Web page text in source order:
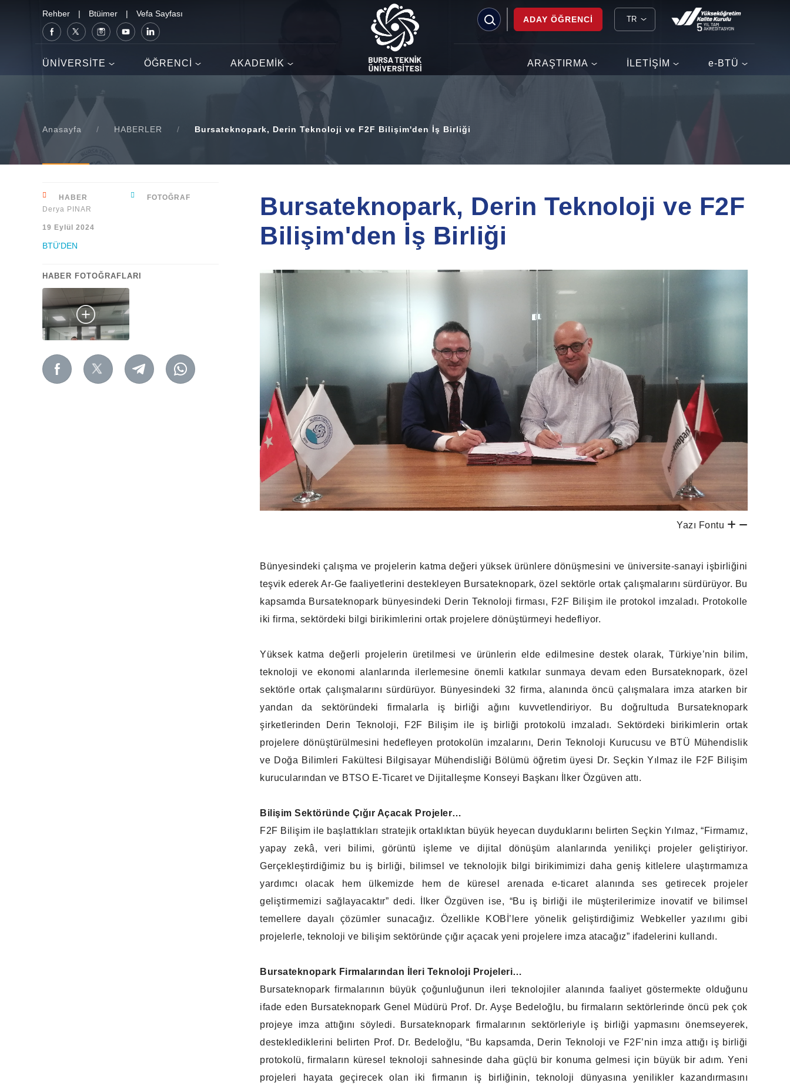
TR
ADAY ÖĞRENCİ
Rehber | Btüimer | Vefa Sayfası
ÜNİVERSİTE ÖĞRENCİ AKADEMİK e-BTÜ
İLETİŞİM
ARAŞTIRMA
Anasayfa / HABERLER / Bursateknopark, Derin Teknoloji ve F2F Bilişim'den İş Birliği
Bursateknopark, Derin Teknoloji ve F2F
Bilişim'den İş Birliği
Yazı Fontu
Bünyesindeki çalışma ve projelerin katma değeri yüksek ürünlere dönüşmesini ve üniversite-sanayi işbirliğini
teşvik ederek Ar-Ge faaliyetlerini destekleyen Bursateknopark, özel sektörle ortak çalışmalarını sürdürüyor. Bu
kapsamda Bursateknopark bünyesindeki Derin Teknoloji firması, F2F Bilişim ile protokol imzaladı. Protokolle
iki firma, sektördeki bilgi birikimlerini ortak projelere dönüştürmeyi hedefliyor.
Yüksek katma değerli projelerin üretilmesi ve ürünlerin elde edilmesine destek olarak, Türkiye’nin bilim,
teknoloji ve ekonomi alanlarında ilerlemesine önemli katkılar sunmaya devam eden Bursateknopark, özel
sektörle ortak çalışmalarını sürdürüyor. Bünyesindeki 32 firma, alanında öncü çalışmalara imza atarken bir
yandan da sektöründeki firmalarla iş birliği ağını kuvvetlendiriyor. Bu doğrultuda Bursateknopark
şirketlerinden Derin Teknoloji, F2F Bilişim ile iş birliği protokolü imzaladı. Sektördeki birikimlerin ortak
projelere dönüştürülmesini hedefleyen protokolün imzalarını, Derin Teknoloji Kurucusu ve BTÜ Mühendislik
ve Doğa Bilimleri Fakültesi Bilgisayar Mühendisliği Bölümü öğretim üyesi Dr. Seçkin Yılmaz ile F2F Bilişim
kurucularından ve BTSO E-Ticaret ve Dijitalleşme Konseyi Başkanı İlker Özgüven attı.
Bilişim Sektöründe Çığır Açacak Projeler…
F2F Bilişim ile başlattıkları stratejik ortaklıktan büyük heyecan duyduklarını belirten Seçkin Yılmaz, “Firmamız,
yapay zekâ, veri bilimi, görüntü işleme ve dijital dönüşüm alanlarında yenilikçi projeler geliştiriyor.
Gerçekleştirdiğimiz bu iş birliği, bilimsel ve teknolojik bilgi birikimimizi daha geniş kitlelere ulaştırmamıza
yardımcı olacak hem ülkemizde hem de küresel arenada e-ticaret alanında ses getirecek projeler
geliştirmemizi sağlayacaktır” dedi. İlker Özgüven ise, “Bu iş birliği ile müşterilerimize inovatif ve bilimsel
temellere dayalı çözümler sunacağız. Özellikle KOBİ’lere yönelik geliştirdiğimiz Webkeller yazılımı gibi
projelerle, teknoloji ve bilişim sektöründe çığır açacak yeni projelere imza atacağız” ifadelerini kullandı.
Bursateknopark Firmalarından İleri Teknoloji Projeleri…
Bursateknopark firmalarının büyük çoğunluğunun ileri teknolojiler alanında faaliyet göstermekte olduğunu
ifade eden Bursateknopark Genel Müdürü Prof. Dr. Ayşe Bedeloğlu, bu firmaların sektörlerinde öncü pek çok
projeye imza attığını söyledi. Bursateknopark firmalarının sektörleriyle iş birliği yapmasını önemseyerek,
desteklediklerini belirten Prof. Dr. Bedeloğlu, “Bu kapsamda, Derin Teknoloji ve F2F’nin imza attığı iş birliği
protokolü, firmaların küresel teknoloji sahnesinde daha güçlü bir konuma gelmesi için büyük bir adım. Yeni
projeleri hayata geçirecek olan iki firmanın iş birliğinin, teknoloji dünyasına yenilikler kazandırmasını
HABER
Derya PINAR
FOTOĞRAF
19 Eylül 2024
BTÜ'DEN
HABER FOTOĞRAFLARI